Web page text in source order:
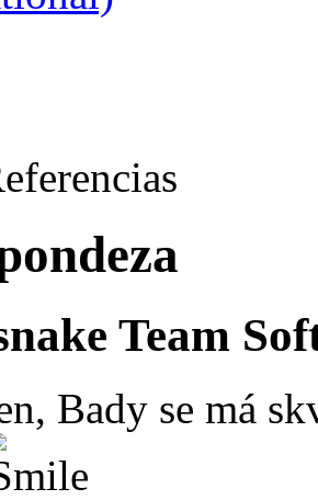
Team
Bady se má